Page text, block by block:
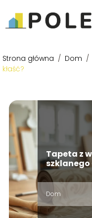
Strona główna / Dom /
kłaść?
Tapeta z
szklanego
Dom